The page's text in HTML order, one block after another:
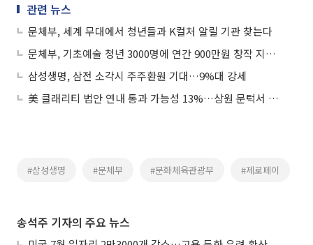
관련 뉴스
문체부, 세계 무대에서 청년들과 K컬처 알릴 기관 찾는다
문체부, 기초예술 청년 3000명에 연간 900만원 창작 지원한다
삼성생명, 삼전 소각시 주주환원 기대…9%대 강세
美 클래리티 법안 연내 통과 가능성 13%…상원 문턱서 제동
#삼성생명 #문체부 #문화체육관광부 #제로페이
송석주 기자의 주요 뉴스